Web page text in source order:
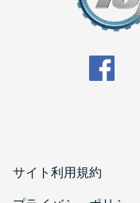
サイト利用規約